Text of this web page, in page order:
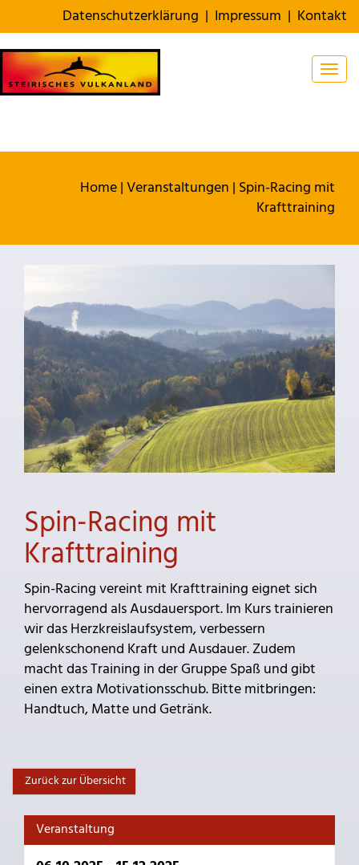
Datenschutzerklärung | Impressum | Kontakt
Home|Veranstaltungen | Spin-Racing mit
Krafttraining
Spin-Racing mit
Krafttraining
Spin-Racing vereint mit Krafttraining eignet sich
hervorragend als Ausdauersport. Im Kurs trainieren
wir das Herzkreislaufsystem, verbessern
gelenkschonend Kraft und Ausdauer. Zudem
macht das Training in der Gruppe Spaß und gibt
einen extra Motivationsschub. Bitte mitbringen:
Handtuch, Matte und Getränk.
Zurück zur Übersicht
Veranstaltung